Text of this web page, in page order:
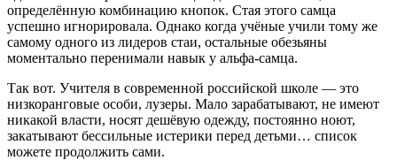
определённую комбинацию кнопок. Стая этого самца
успешно игнорировала. Однако когда учёные учили тому же
самому одного из лидеров стаи, остальные обезьяны
моментально перенимали навык у альфа-самца.
Так вот. Учителя в современной российской школе — это
низкоранговые особи, лузеры. Мало зарабатывают, не имеют
никакой власти, носят дешёвую одежду, постоянно ноют,
закатывают бессильные истерики перед детьми… список
можете продолжить сами.